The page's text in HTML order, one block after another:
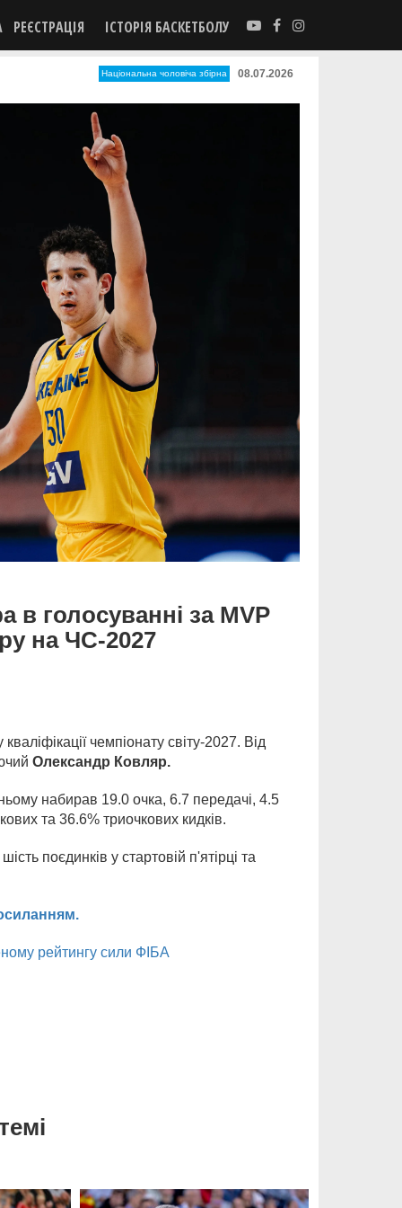
РЕЄСТРАЦІЯ ІСТОРІЯ БАСКЕТБОЛУ
Національна чоловіча збірна 08.07.2026
в голосуванні за MVP
на ЧС-2027
чемпіонату світу-2027. Від
Олександр Ковляр.
набирав 19.0 очка, 6.7 передачі, 4.5
та 36.6% триочкових кидків.
поєдинків у стартовій п'ятірці та
рейтингу сили ФІБА